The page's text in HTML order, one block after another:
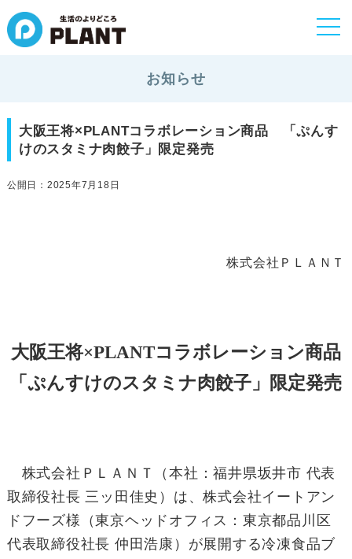
お知らせ
大阪王将×PLANTコラボレーション商品 「ぷんす
けのスタミナ肉餃子」限定発売
公開日：2025年7月18日
株式会社ＰＬＡＮＴ
大阪王将×PLANTコラボレーション商品
「ぷんすけのスタミナ肉餃子」
限定発売
株式会社ＰＬＡＮＴ（本社：福井県坂井市 代表
取締役社長 三ッ田佳史）は、株式会社イートアン
ドフーズ様（東京ヘッドオフィス：東京都品川区
代表取締役社長 仲田浩康）が展開する冷凍食品ブ